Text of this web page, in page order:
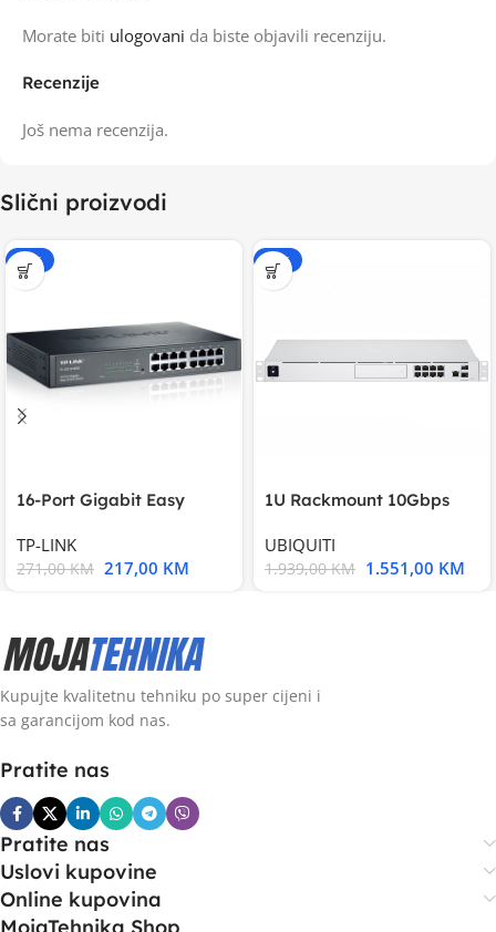
Recenzije
Još nema recenzija.
Morate biti ulogovani da biste objavili recenziju.
Slični proizvodi
-20%
16-Port Gigabit Easy
TP-LINK
271,00KM 217,00 KM
-20%
1U Rackmount 10Gbps
UBIQUITI
1.939,00KM 1.551,00 KM
Kupujte kvalitetnu tehniku po super cijeni i
sa garancijom kod nas.
Pratite nas
Pratite nas
Uslovi kupovine
Online kupovina